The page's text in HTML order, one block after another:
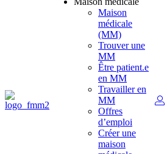
Maison
médicale
(MM)
Trouver une
MM
Être patient.e
en MM
Travailler en
MM
Offres
d’emploi
Créer une
maison